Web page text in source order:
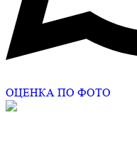
ОЦЕНКА ПО ФОТО